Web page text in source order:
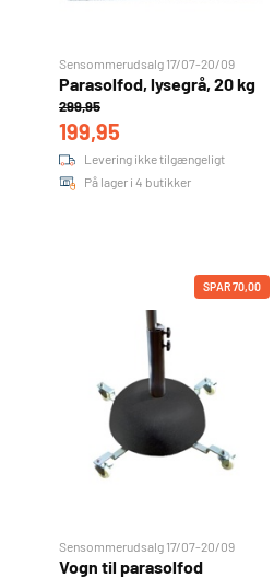
Parasolfod, lysegrå, 20 kg
Sensommerudsalg 17/07-20/09
299,95
199,95
Levering ikke tilgængeligt
På lager i 4 butikker
SPAR 70,00
Vogn til parasolfod
Sensommerudsalg 17/07-20/09